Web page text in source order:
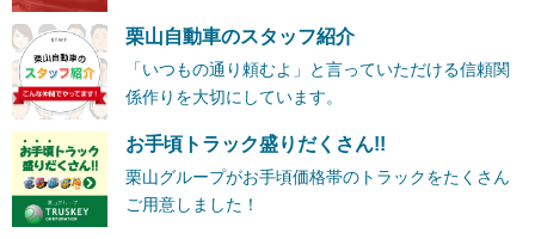
栗山自動車のスタッフ紹介
「いつもの通り頼むよ」と言っていただける信頼関
係作りを大切にしています。
お手頃トラック盛りだくさん!!
栗山グループがお手頃価格帯のトラックをたくさん
ご用意しました！